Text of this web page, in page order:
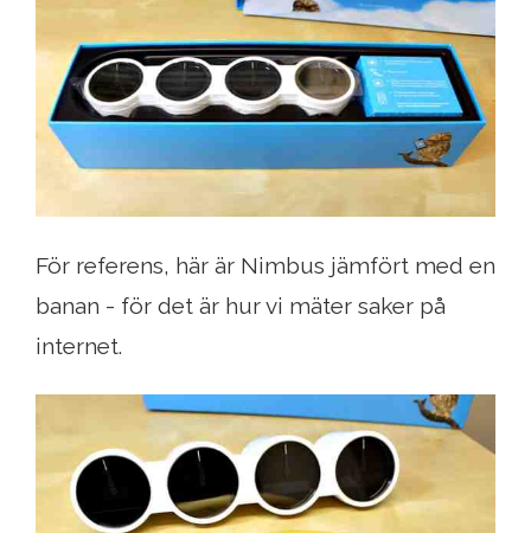
För referens, här är Nimbus jämfört med en
banan - för det är hur vi mäter saker på
internet.